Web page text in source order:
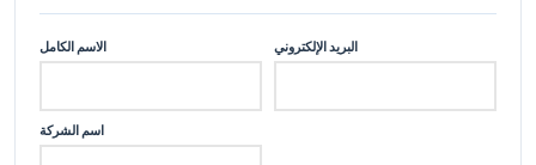
الاسم الكامل البريد الإلكتروني
اسم الشركة